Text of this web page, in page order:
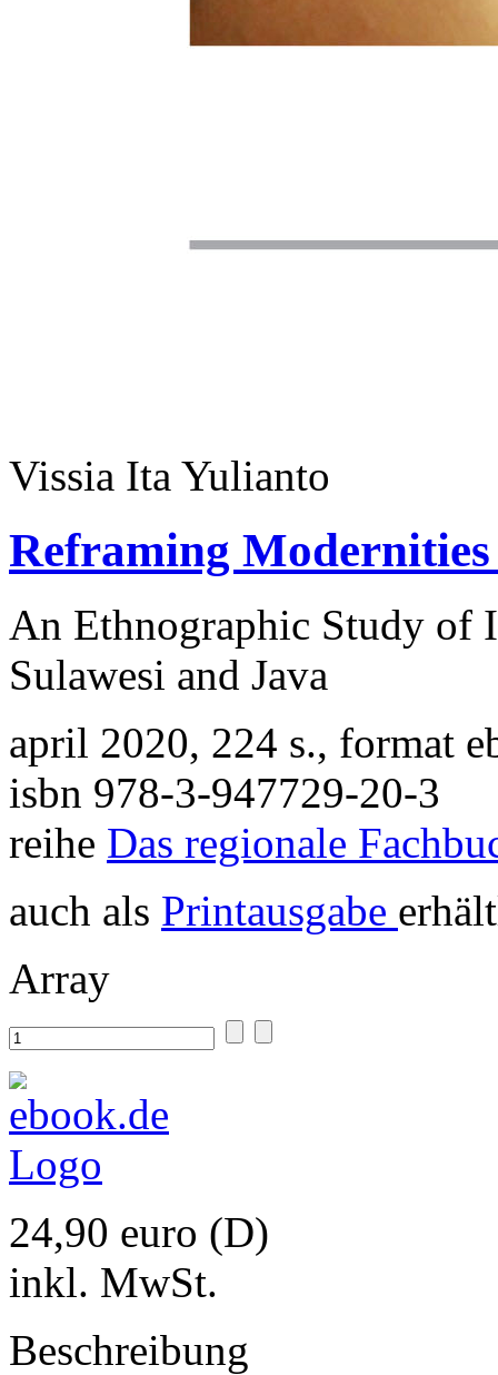
Vissia Ita Yulianto
Reframing
An Ethnographic Study of
Sulawesi and Java
april 2020, 224 s., format
isbn 978-3-947729-20-3
reihe Das regionale
auch als Printausgabe
Array
24,90 euro (D)
inkl. MwSt.
Beschreibung